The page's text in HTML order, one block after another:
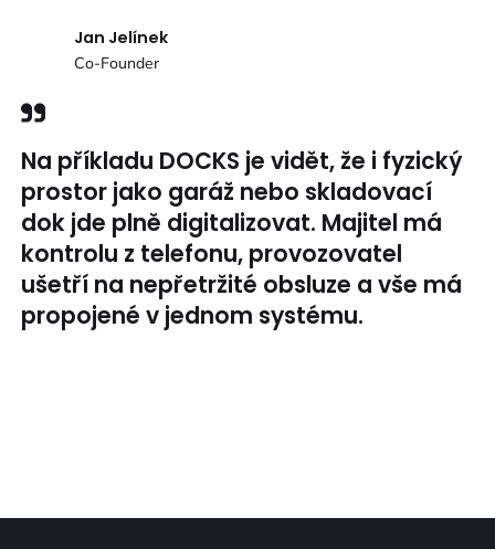
Jan Jelínek
Co-Founder
Na příkladu DOCKS je vidět, že i fyzický
prostor jako garáž nebo skladovací
dok jde plně digitalizovat. Majitel má
kontrolu z telefonu, provozovatel
ušetří na nepřetržité obsluze a vše má
propojené v jednom systému.